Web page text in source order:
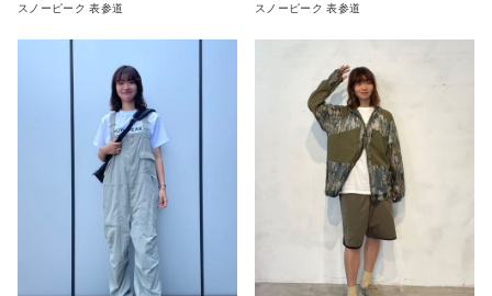
スノーピーク 表参道
スノーピーク 表参道